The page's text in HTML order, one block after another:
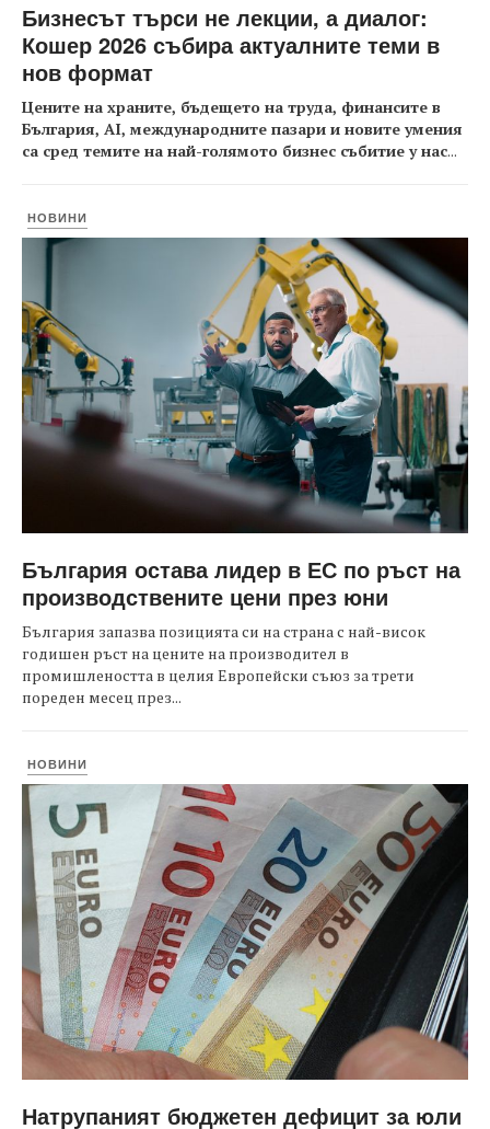
Бизнесът търси не лекции, а диалог:
Кошер 2026 събира актуалните теми в
нов формат
Цените на храните, бъдещето на труда, финансите в
България, AI, международните пазари и новите умения
са сред темите на най-голямото бизнес събитие у нас...
НОВИНИ
България остава лидер в ЕС по ръст на
производствените цени през юни
България запазва позицията си на страна с най-висок
годишен ръст на цените на производител в
промишлеността в целия Европейски съюз за трети
пореден месец през...
НОВИНИ
Натрупаният бюджетен дефицит за юли